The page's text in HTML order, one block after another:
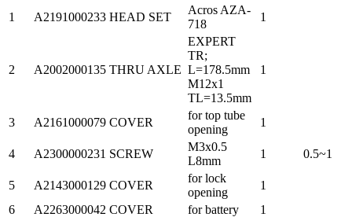
1
A2191000233 HEAD SET
Acros AZA-
718
1
2 A2002000135 THRU AXLE
EXPERT
TR;
L=178.5mm
M12x1
TL=13.5mm
1
3 A2161000079 COVER
for top tube
opening
1
4 A2300000231 SCREW
M3x0.5
L8mm
1 0.5~1
5 A2143000129 COVER
for lock
opening
1
6
A2263000042 COVER for battery
1